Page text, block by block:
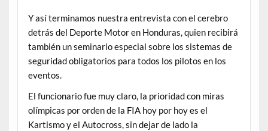
Y así terminamos nuestra entrevista con el cerebro
detrás del Deporte Motor en Honduras, quien recibirá
también un seminario especial sobre los sistemas de
seguridad obligatorios para todos los pilotos en los
eventos.
El funcionario fue muy claro, la prioridad con miras
olímpicas por orden de la FIA hoy por hoy es el
Kartismo y el Autocross, sin dejar de lado la